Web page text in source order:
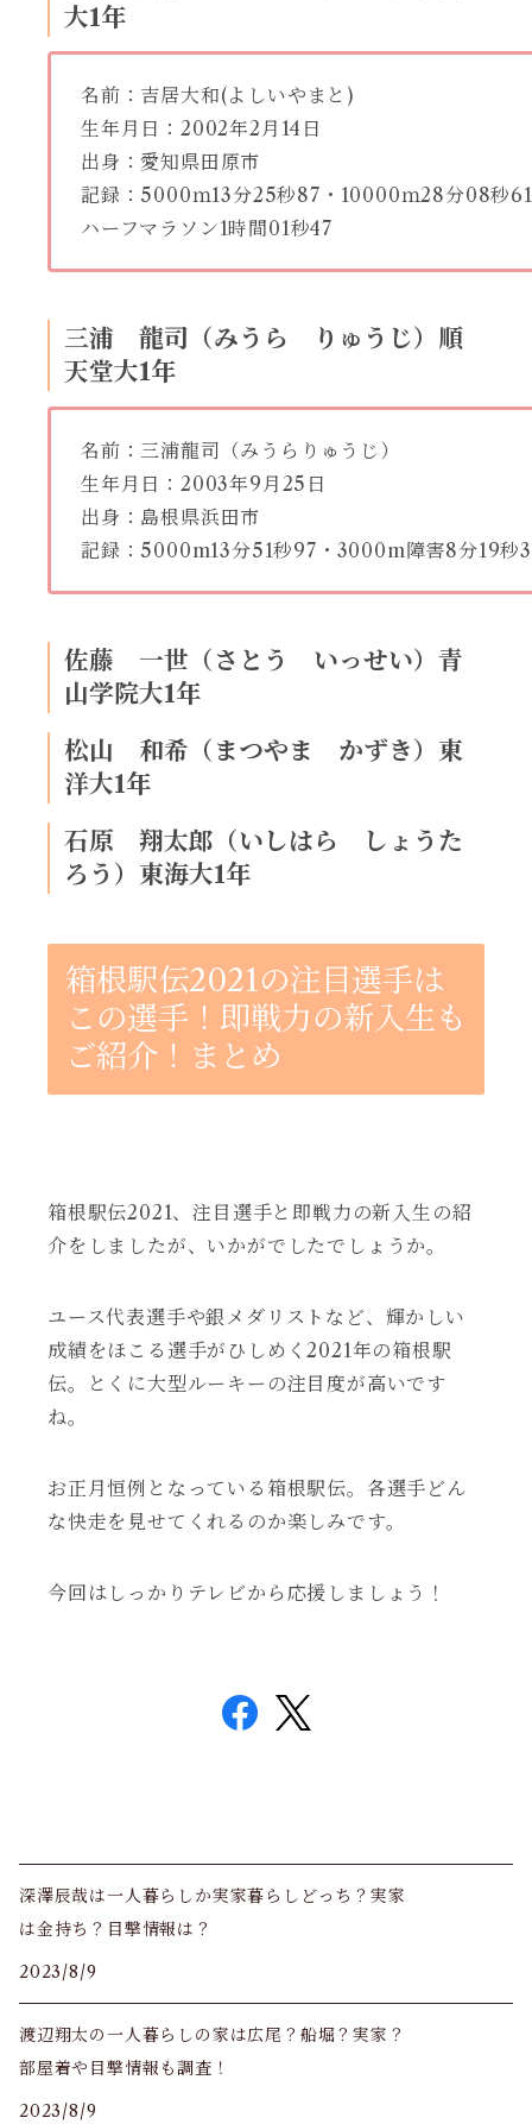
大1年
名前：吉居大和(よしいやまと)
生年月日：2002年2月14日
出身：愛知県田原市
記録：5000ｍ13分25秒87・10000ｍ28分08秒61
ハーフマラソン1時間01秒47
三浦 龍司（みうら りゅうじ）順
天堂大1年
名前：三浦龍司（みうらりゅうじ）
生年月日：2003年9月25日
出身：島根県浜田市
記録：5000m13分51秒97・3000m障害8分19秒
佐藤 一世（さとう いっせい）青
山学院大1年
松山 和希（まつやま かずき）東
洋大1年
石原 翔太郎（いしはら しょうた
ろう）東海大1年
箱根駅伝2021の注目選手は
この選手！即戦力の新入生も
ご紹介！まとめ
箱根駅伝2021、注目選手と即戦力の新入生の紹
介をしましたが、いかがでしたでしょうか。
ユース代表選手や銀メダリストなど、輝かしい
成績をほこる選手がひしめく2021年の箱根駅
伝。とくに大型ルーキーの注目度が高いです
ね。
お正月恒例となっている箱根駅伝。各選手どん
な快走を見せてくれるのか楽しみです。
今回はしっかりテレビから応援しましょう！
深澤辰哉は一人暮らしか実家暮らしどっち？実家
は金持ち？目撃情報は？
2023/8/9
渡辺翔太の一人暮らしの家は広尾？船堀？実家？
部屋着や目撃情報も調査！
2023/8/9